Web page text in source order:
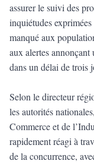
assurer le suivi des
inquiétudes
manqué aux
aux alertes
dans un délai de trois
Selon le directeur
les autorités
Commerce et de
rapidement réagi à
de la concurrence,